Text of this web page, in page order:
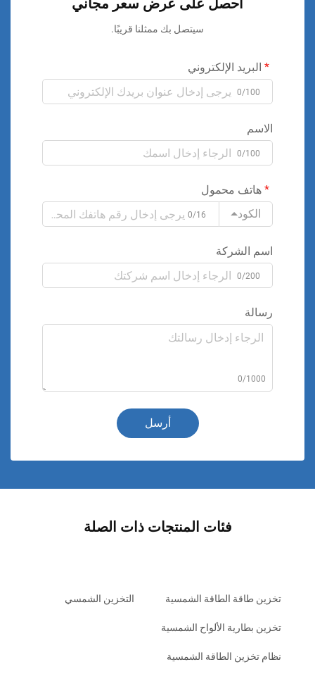
احصل على عرض سعر مجاني
سيتصل بك ممثلنا قريبًا.
البريد الإلكتروني
0/100
الاسم
0/100
هاتف محمول
الكود
0/16
اسم الشركة
0/200
رسالة
0/1000
أرسل
فئات المنتجات ذات الصلة
تخزين طاقة الطاقة الشمسية التخزين الشمسي
تخزين بطارية الألواح الشمسية
نظام تخزين الطاقة الشمسية